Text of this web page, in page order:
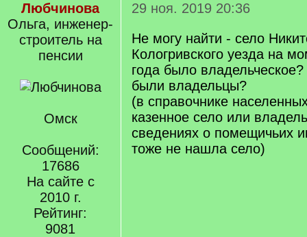
Любчинова
Ольга, инженер-
строитель на
пенсии
Омск
Сообщений:
17686
На сайте с
2010 г.
Рейтинг:
9081
29 ноя. 2019 20:36
Не могу найти - село
Кологривского уезда на
года было
были владельцы?
(в справочнике
казенное село или
сведениях о помещичьих
тоже не нашла село)